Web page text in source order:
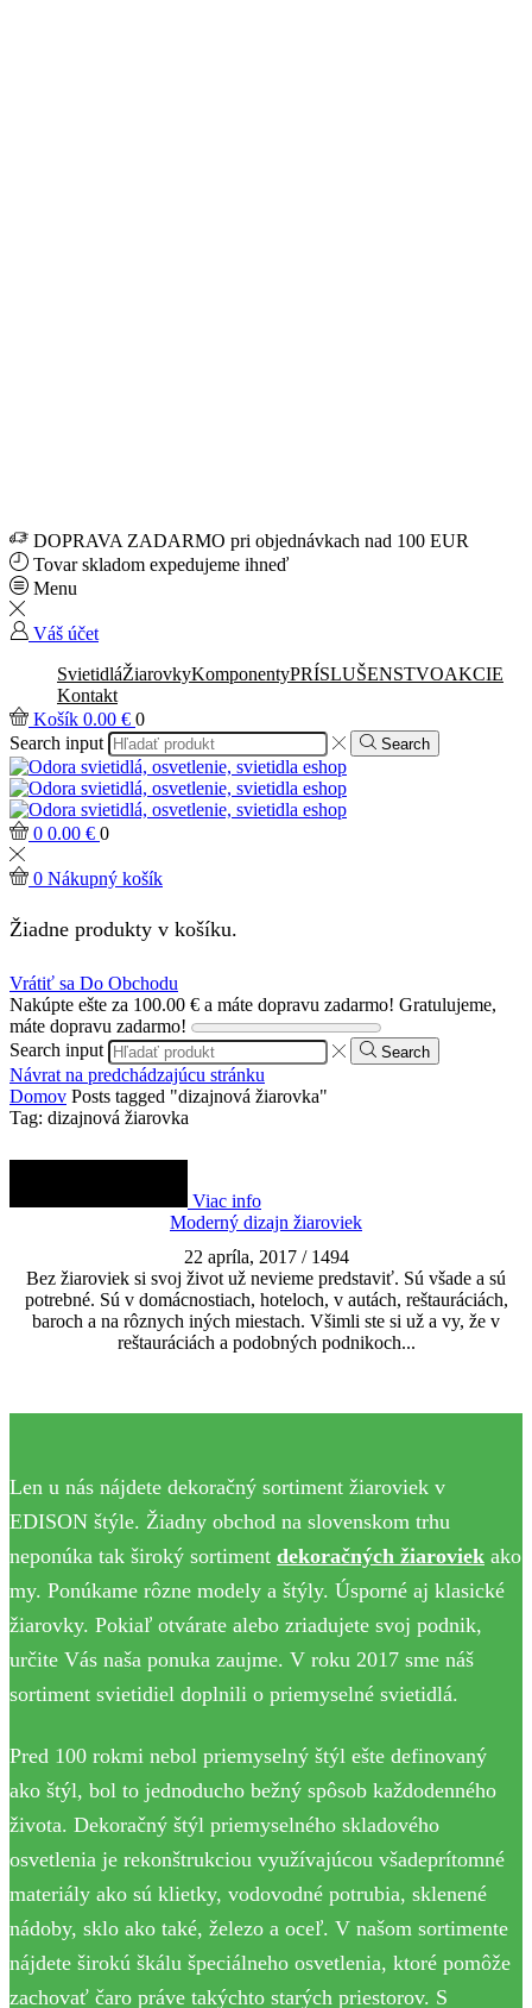
DOPRAVA ZADARMO pri objednávkach nad 100 EUR
Tovar skladom expedujeme ihneď
Menu
Váš účet
SvietidláŽiarovkyKomponentyPRÍSLUŠENSTVOAKCIE
Kontakt
Košík 0.00 € 0
Search input
Search
0 0.00 € 0
0 Nákupný košík
Žiadne produkty v košíku.
Vrátiť sa Do Obchodu
Nakúpte ešte za 100.00 € a máte dopravu zadarmo! Gratulujeme,
máte dopravu zadarmo!
Search input
Search
Návrat na predchádzajúcu stránku
Domov Posts tagged "dizajnová žiarovka"
Tag: dizajnová žiarovka
Viac info
Moderný dizajn žiaroviek
22 apríla, 2017 / 1494
Bez žiaroviek si svoj život už nevieme predstaviť. Sú všade a sú
potrebné. Sú v domácnostiach, hoteloch, v autách, reštauráciách,
baroch a na rôznych iných miestach. Všimli ste si už a vy, že v
reštauráciách a podobných podnikoch...
Len u nás nájdete dekoračný sortiment žiaroviek v
EDISON štýle. Žiadny obchod na slovenskom trhu
neponúka tak široký sortiment dekoračných žiaroviek ako
my. Ponúkame rôzne modely a štýly. Úsporné aj klasické
žiarovky. Pokiaľ otvárate alebo zriadujete svoj podnik,
určite Vás naša ponuka zaujme. V roku 2017 sme náš
sortiment svietidiel doplnili o priemyselné svietidlá.
Pred 100 rokmi nebol priemyselný štýl ešte definovaný
ako štýl, bol to jednoducho bežný spôsob každodenného
života. Dekoračný štýl priemyselného skladového
osvetlenia je rekonštrukciou využívajúcou všadeprítomné
materiály ako sú klietky, vodovodné potrubia, sklenené
nádoby, sklo ako také, železo a oceľ. V našom sortimente
nájdete širokú škálu špeciálneho osvetlenia, ktoré pomôže
zachovať čaro práve takýchto starých priestorov. S